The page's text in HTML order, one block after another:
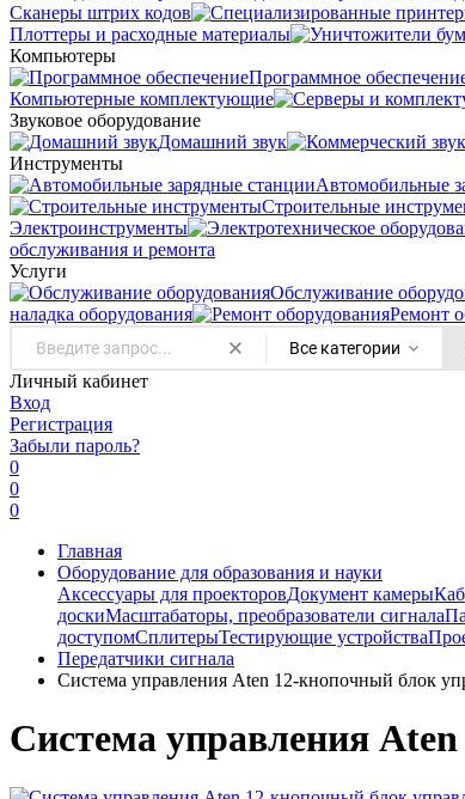
Сканеры штрих кодов
Плоттеры и расходные материалы
Компьютеры
Программное
Компьютерные комплектующие
Звуковое оборудование
Домашний звук
Инструменты
Автомобильные
Строительные
Электроинструменты
обслуживания и ремонта
Услуги
Oбслуживание
наладка оборудования
Ремонт
Все категории
Личный кабинет
Вход
Регистрация
Забыли пароль?
0
0
0
Главная
Оборудование для образования и науки
Аксессуары для проекторовДокумент камеры
доскиМасштабаторы, преобразователи сигнала
доступомСплитерыТестирующие устройства
Передатчики сигнала
Система управления Aten 12-кнопочный блок
Система управления